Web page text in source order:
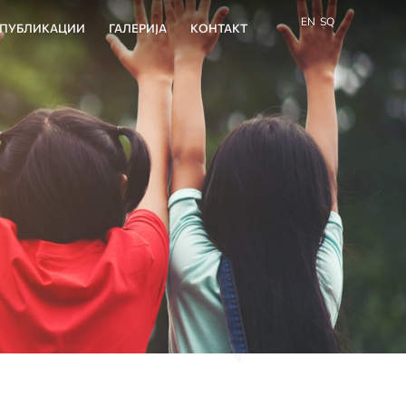
ПУБЛИКАЦИИ ГАЛЕРИЈА КОНТАКТ EN SQ